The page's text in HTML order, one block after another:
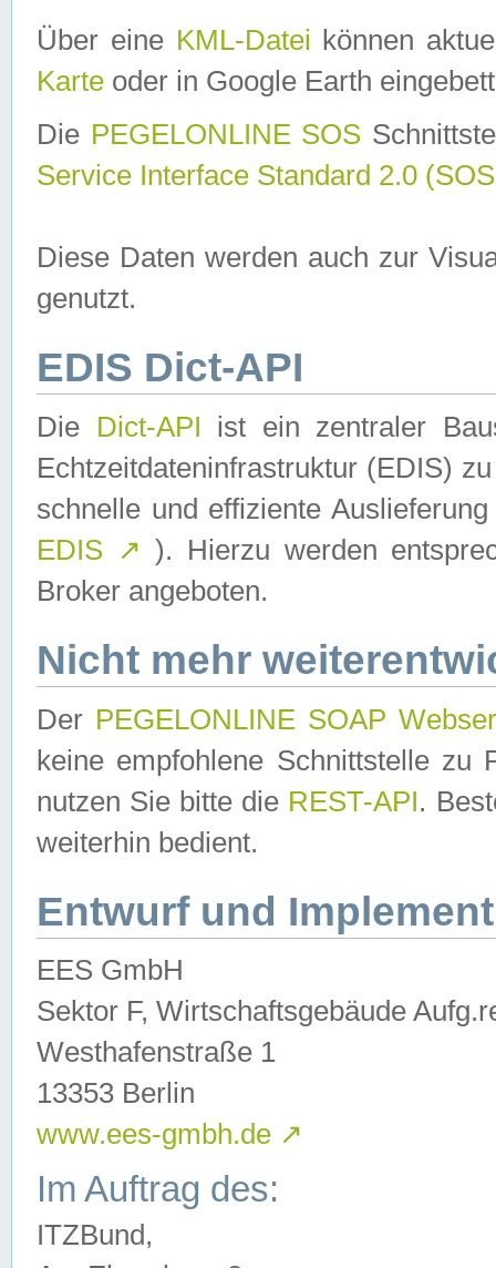
Über eine KML-Datei können
Karte oder in Google Earth
Die PEGELONLINE SOS
Service Interface Standard 2.0
Diese Daten werden auch zur
genutzt.
EDIS Dict-API
Die Dict-API ist ein zentraler
Echtzeitdateninfrastruktur (EDIS)
schnelle und effiziente
EDIS ↗ ). Hierzu werden
Broker angeboten.
Nicht mehr
Der PEGELONLINE SOAP
keine empfohlene Schnittstelle zu
nutzen Sie bitte die REST-API.
weiterhin bedient.
Entwurf und
EES GmbH
Sektor F, Wirtschaftsgebäude
Westhafenstraße 1
13353 Berlin
www.ees-gmbh.de ↗
Im Auftrag des:
ITZBund,